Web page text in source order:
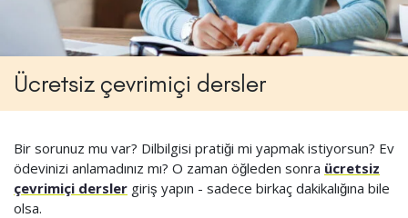
Ücretsiz çevrimiçi dersler
Bir sorunuz mu var? Dilbilgisi pratiği mi yapmak istiyorsun? Ev
ödevinizi anlamadınız mı? O zaman öğleden sonra ücretsiz
çevrimiçi dersler giriş yapın - sadece birkaç dakikalığına bile
olsa.